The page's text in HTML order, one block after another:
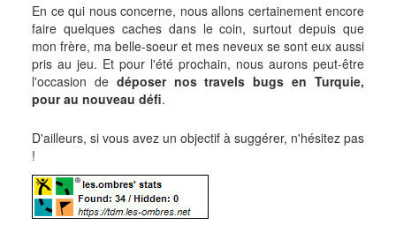
En ce qui nous concerne, nous allons certainement encore
faire quelques caches dans le coin, surtout depuis que
mon frère, ma belle-soeur et mes neveux se sont eux aussi
pris au jeu. Et pour l'été prochain, nous aurons peut-être
l'occasion de déposer nos travels bugs en Turquie,
pour au nouveau défi.
D'ailleurs, si vous avez un objectif à suggérer, n'hésitez pas
!